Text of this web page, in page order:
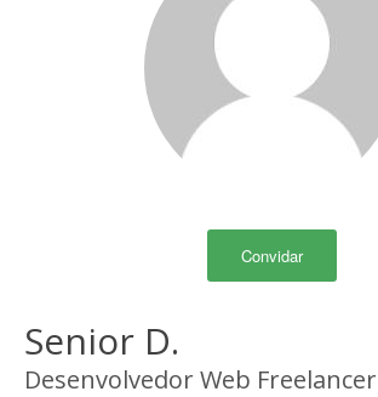
Convidar
Senior D.
Desenvolvedor Web Freelancer